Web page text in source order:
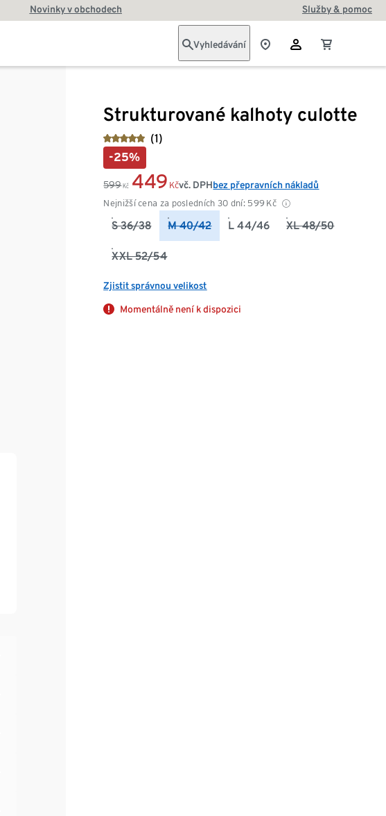
Novinky v obchodech Služby & pomoc
Vyhledávání
Strukturované kalhoty culotte
(1)
-25%
599 Kč 449 Kč
Nejnižší cena za posledních 30 dní: 599 Kč
vč. DPHbez přepravních nákladů
S 36/38 M 40/42 L 44/46 XL 48/50
XXL 52/54
Zjistit správnou velikost
Momentálně není k dispozici